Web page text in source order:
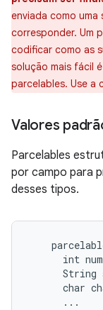
enviada como
corresponder. Um
codificar como as
solução mais fácil
parcelables. Use a
Valores
Parcelables
por campo para
desses tipos.
int
String
char
      ...